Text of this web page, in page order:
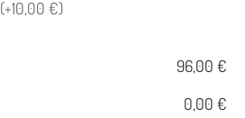
(+10,00 €)
96,00 €
0,00 €